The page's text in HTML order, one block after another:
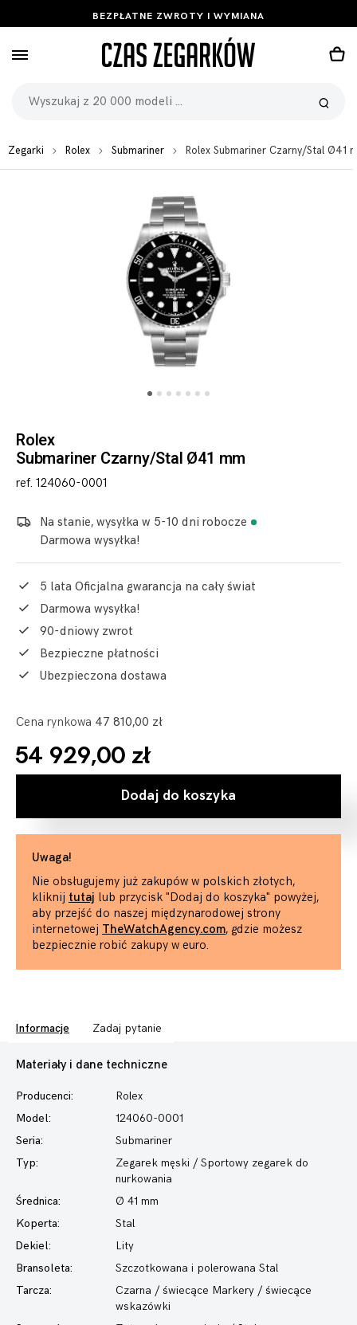
BEZPŁATNE ZWROTY I WYMIANA
Zegarki Rolex Submariner Rolex Submariner Czarny/Stal Ø41
Rolex
Submariner Czarny/Stal Ø41 mm
ref. 124060-0001
Na stanie, wysyłka w 5-10 dni robocze
Darmowa wysyłka!
5 lata Oficjalna gwarancja na cały świat
Darmowa wysyłka!
90-dniowy zwrot
Bezpieczne płatności
Ubezpieczona dostawa
Cena rynkowa 47 810,00 zł
54 929,00 zł
Dodaj do koszyka
Uwaga!
Nie obsługujemy już zakupów w polskich złotych,
kliknij tutaj lub przycisk "Dodaj do koszyka" powyżej,
aby przejść do naszej międzynarodowej strony
internetowej TheWatchAgency.com, gdzie możesz
bezpiecznie robić zakupy w euro.
Informacje Zadaj pytanie
Materiały i dane techniczne
Producenci:
Rolex
Model:
124060-0001
Seria:
Submariner
Typ:
Zegarek męski / Sportowy zegarek do
nurkowania
Średnica:
Ø 41 mm
Koperta:
Stal
Dekiel:
Lity
Bransoleta:
Szczotkowana i polerowana Stal
Tarcza:
Czarna / świecące Markery / świecące
wskazówki